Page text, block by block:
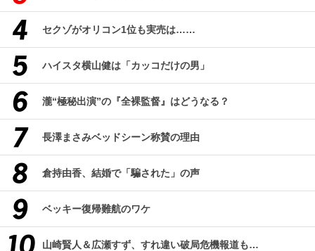
セクゾがオリコン1位も実売は……
ハイスタ横山健は「カッコだけの男」
瀧“極秘出演”の『全裸監督』はどうなる？
長澤まさみベッドシーン称賛の理由
倉持由香、結婚で「騙された」の声
ベッキー復帰難航のワケ
山崎賢人＆広瀬すず、すれ違い破局危機報道も…